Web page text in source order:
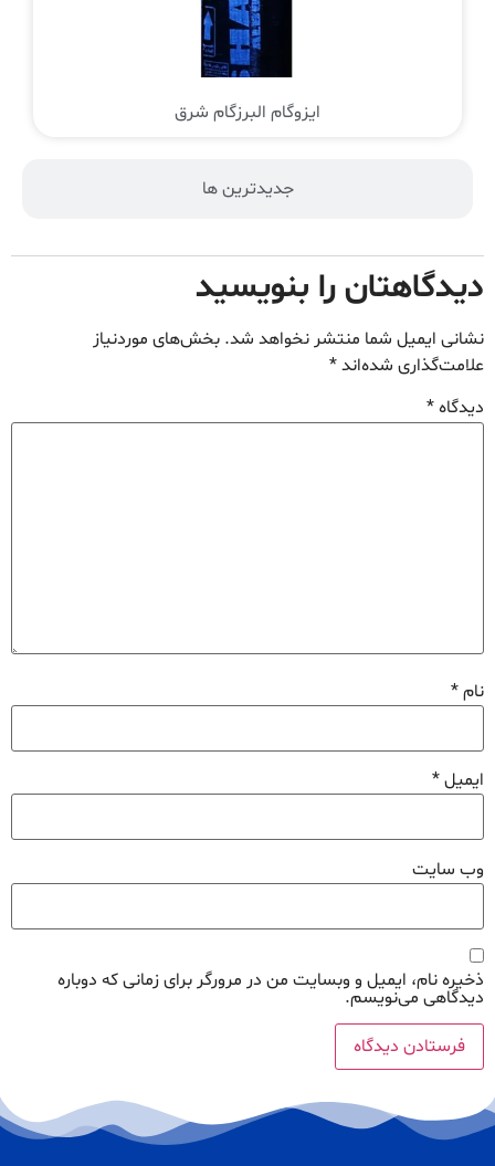
جدیدترین ها
ایزوگام البرزگام شرق
دیدگاهتان را بنویسید
نشانی ایمیل شما منتشر نخواهد شد. بخش‌های موردنیاز
علامت‌گذاری شده‌اند*
دیدگاه*
نام*
ایمیل*
وب‌ سایت
ذخیره نام، ایمیل و وبسایت من در مرورگر برای زمانی که دوباره
دیدگاهی می‌نویسم.